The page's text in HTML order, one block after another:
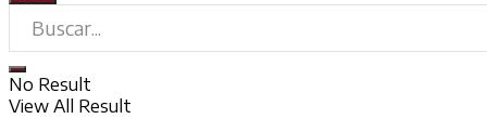
No Result
View All Result